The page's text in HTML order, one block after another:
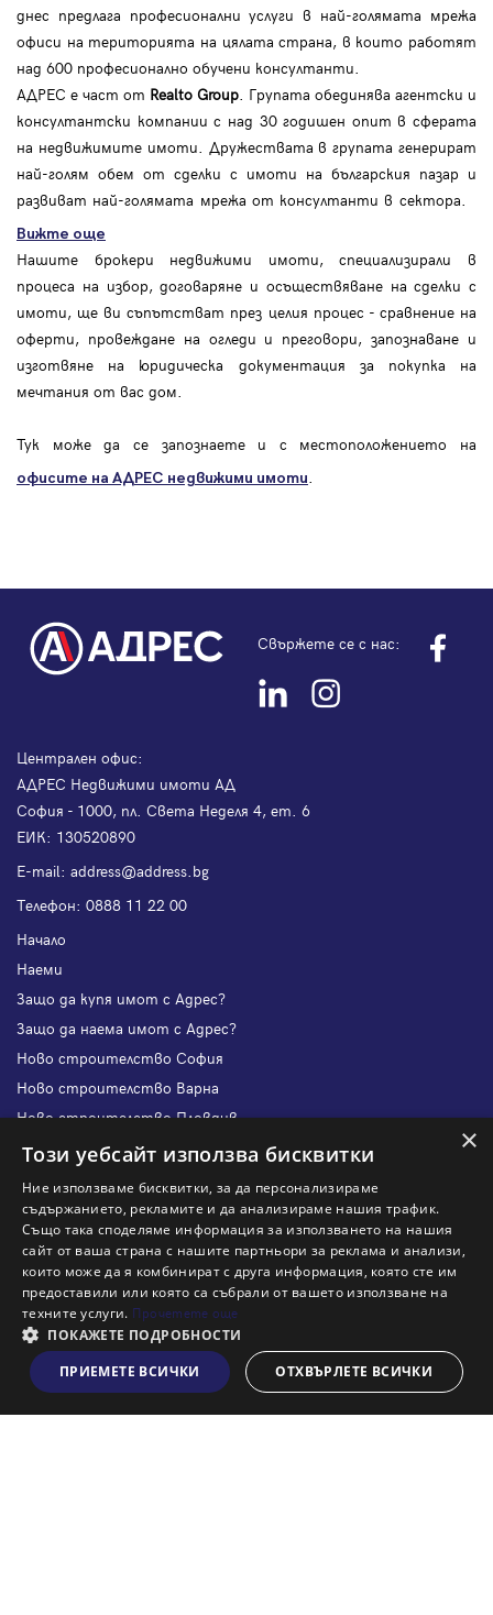
Виж на картата
днес предлага професионални услуги в най-голямата мрежа
офиси на територията на цялата страна, в които работят
над 600 професионално обучени консултанти.
АДРЕС е част от Realto Group. Групата обединява агентски и
консултантски компании с над 30 годишен опит в сферата
на недвижимите имоти. Дружествата в групата генерират
най-голям обем от сделки с имоти на българския пазар и
развиват най-голямата мрежа от консултанти в сектора.
Вижте още
Нашите брокери недвижими имоти, специализирали в
процеса на избор, договаряне и осъществяване на сделки с
имоти, ще ви съпътстват през целия процес - сравнение на
оферти, провеждане на огледи и преговори, запознаване и
изготвяне на юридическа документация за покупка на
мечтания от вас дом.
Тук може да се запознаете и с местоположението на
офисите на АДРЕС недвижими имоти.
Свържете се с нас:
Централен офис:
АДРЕС Недвижими имоти АД
София - 1000, пл. Света Неделя 4, ет. 6
ЕИК: 130520890
Е-mail: address@address.bg
Телефон: 0888 11 22 00
Начало
Наеми
Защо да купя имот с Адрес?
Защо да наема имот с Адрес?
Ново строителство София
Ново строителство Варна
Ново строителство Пловдив
Ново строителство Бургас
Защо да отдам имот с Адрес?
Наши офиси
Кариери
Кои сме ние?
Франчайз
Блог
Искаш ли да получаваш актуална информация за пазара
на недвижими имоти?
×
Този уебсайт използва бисквитки
Ние използваме бисквитки, за да персонализираме
съдържанието, рекламите и да анализираме нашия трафик.
Също така споделяме информация за използването на нашия
сайт от ваша страна с нашите партньори за реклама и анализи,
които може да я комбинират с друга информация, която сте им
предоставили или която са събрали от вашето използване на
техните услуги. Прочетете още
ПОКАЖЕТЕ ПОДРОБНОСТИ
ПРИЕМЕТЕ ВСИЧКИ
ОТХВЪРЛЕТЕ ВСИЧКИ